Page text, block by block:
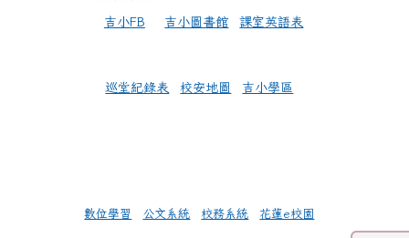
吉小FB 吉小圖書館 課室英語表
巡堂紀錄表 校安地圖 吉小學區
數位學習 公文系統 校務系統 花蓮e校園